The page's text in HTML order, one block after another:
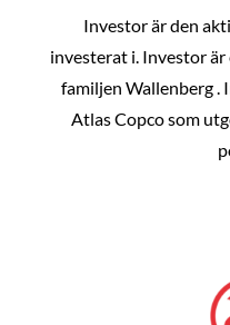
Investor är den
investerat i. Investor
familjen Wallenberg .
Atlas Copco som